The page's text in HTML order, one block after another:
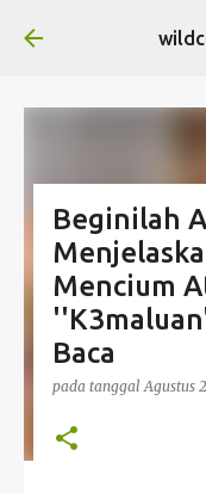
Beginilah
Mencium
Baca
pada tanggalAgustus